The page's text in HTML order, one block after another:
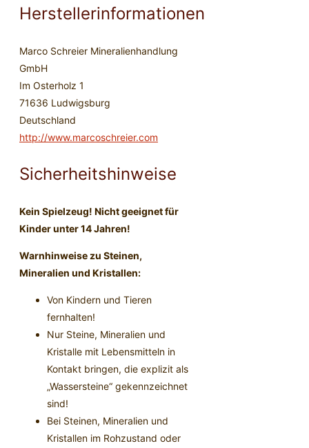
Herstellerinformationen
Marco Schreier Mineralienhandlung
GmbH
Im Osterholz 1
71636 Ludwigsburg
Deutschland
http://www.marcoschreier.com
Sicherheitshinweise
Kein Spielzeug! Nicht geeignet für
Kinder unter 14 Jahren!
Warnhinweise zu Steinen,
Mineralien und Kristallen:
Von Kindern und Tieren
fernhalten!
Nur Steine, Mineralien und
Kristalle mit Lebensmitteln in
Kontakt bringen, die explizit als
„Wassersteine“ gekennzeichnet
sind!
Bei Steinen, Mineralien und
Kristallen im Rohzustand oder